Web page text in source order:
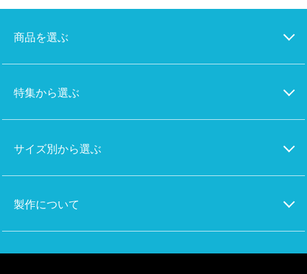
商品を選ぶ
特集から選ぶ
サイズ別から選ぶ
製作について